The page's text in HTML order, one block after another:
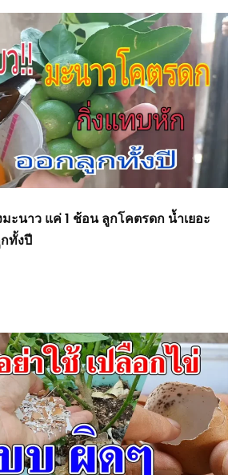
ะนาว แค่ 1 ช้อน ลูกโคตรดก น้ำเยอะ
ทั้งปี